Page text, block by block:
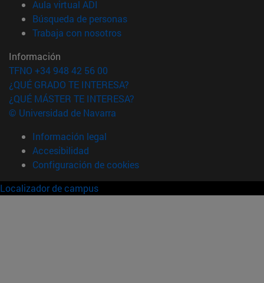
Aula virtual ADI
Búsqueda de personas(abre en nueva ventana)
Trabaja con nosotros(abre en nueva ventana)
Información
TFNO +34 948 42 56 00
¿QUÉ GRADO TE INTERESA?
¿QUÉ MÁSTER TE INTERESA?
© Universidad de Navarra
Información legal
Accesibilidad
Configuración de cookies
Localizador de campus